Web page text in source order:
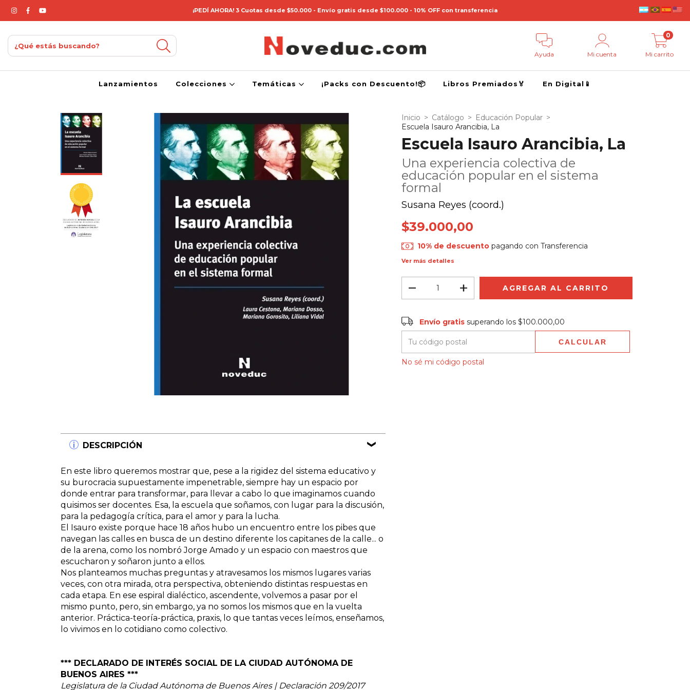
¡PEDÍ AHORA! 3 Cuotas desde $50.000 - Envío gratis desde $100.000 - 10% OFF con transferencia
Ayuda Mi cuenta Mi carrito
0
Lanzamientos Colecciones Temáticas ¡Packs con Descuento!📦 Libros Premiados🏅 En Digital📱
DESCRIPCIÓN
En este libro queremos mostrar que, pese a la rigidez del sistema educativo y
su burocracia supuestamente impenetrable, siempre hay un espacio por
donde entrar para transformar, para llevar a cabo lo que imaginamos cuando
quisimos ser docentes. Esa, la escuela que soñamos, con lugar para la discusión,
para la pedagogía crítica, para el amor y para la lucha.
El Isauro existe porque hace 18 años hubo un encuentro entre los pibes que
navegan las calles en busca de un destino diferente los capitanes de la calle... o
de la arena, como los nombró Jorge Amado y un espacio con maestros que
escucharon y soñaron junto a ellos.
Nos planteamos muchas preguntas y atravesamos los mismos lugares varias
veces, con otra mirada, otra perspectiva, obteniendo distintas respuestas en
cada etapa. En ese espiral dialéctico, ascendente, volvemos a pasar por el
mismo punto, pero, sin embargo, ya no somos los mismos que en la vuelta
anterior. Práctica-teoría-práctica, praxis, lo que tantas veces leímos, enseñamos,
lo vivimos en lo cotidiano como colectivo.
*** DECLARADO DE INTERÉS SOCIAL DE LA CIUDAD AUTÓNOMA DE
BUENOS AIRES ***
Legislatura de la Ciudad Autónoma de Buenos Aires | Declaración 209/2017
Inicio > Catálogo > Educación Popular >
Escuela Isauro Arancibia, La
Escuela Isauro Arancibia, La
Una experiencia colectiva de
educación popular en el sistema
formal
Susana Reyes (coord.)
$39.000,00
10% de descuento pagando con Transferencia
Ver más detalles
Envío gratis
Entregas para el CP: CAMBIAR CP
Envío gratis superando los$100.000,00
CALCULAR
No sé mi código postal